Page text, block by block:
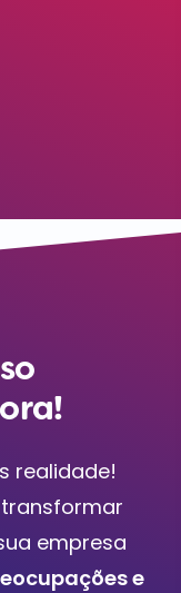
realidade!
empresa
e